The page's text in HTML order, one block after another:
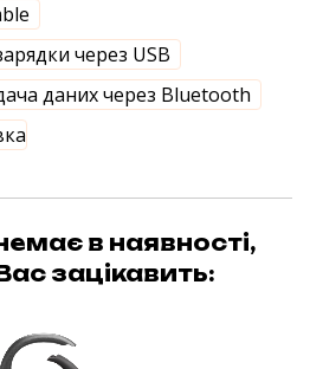
через USB
даних через Bluetooth
в наявності,
зацікавить: